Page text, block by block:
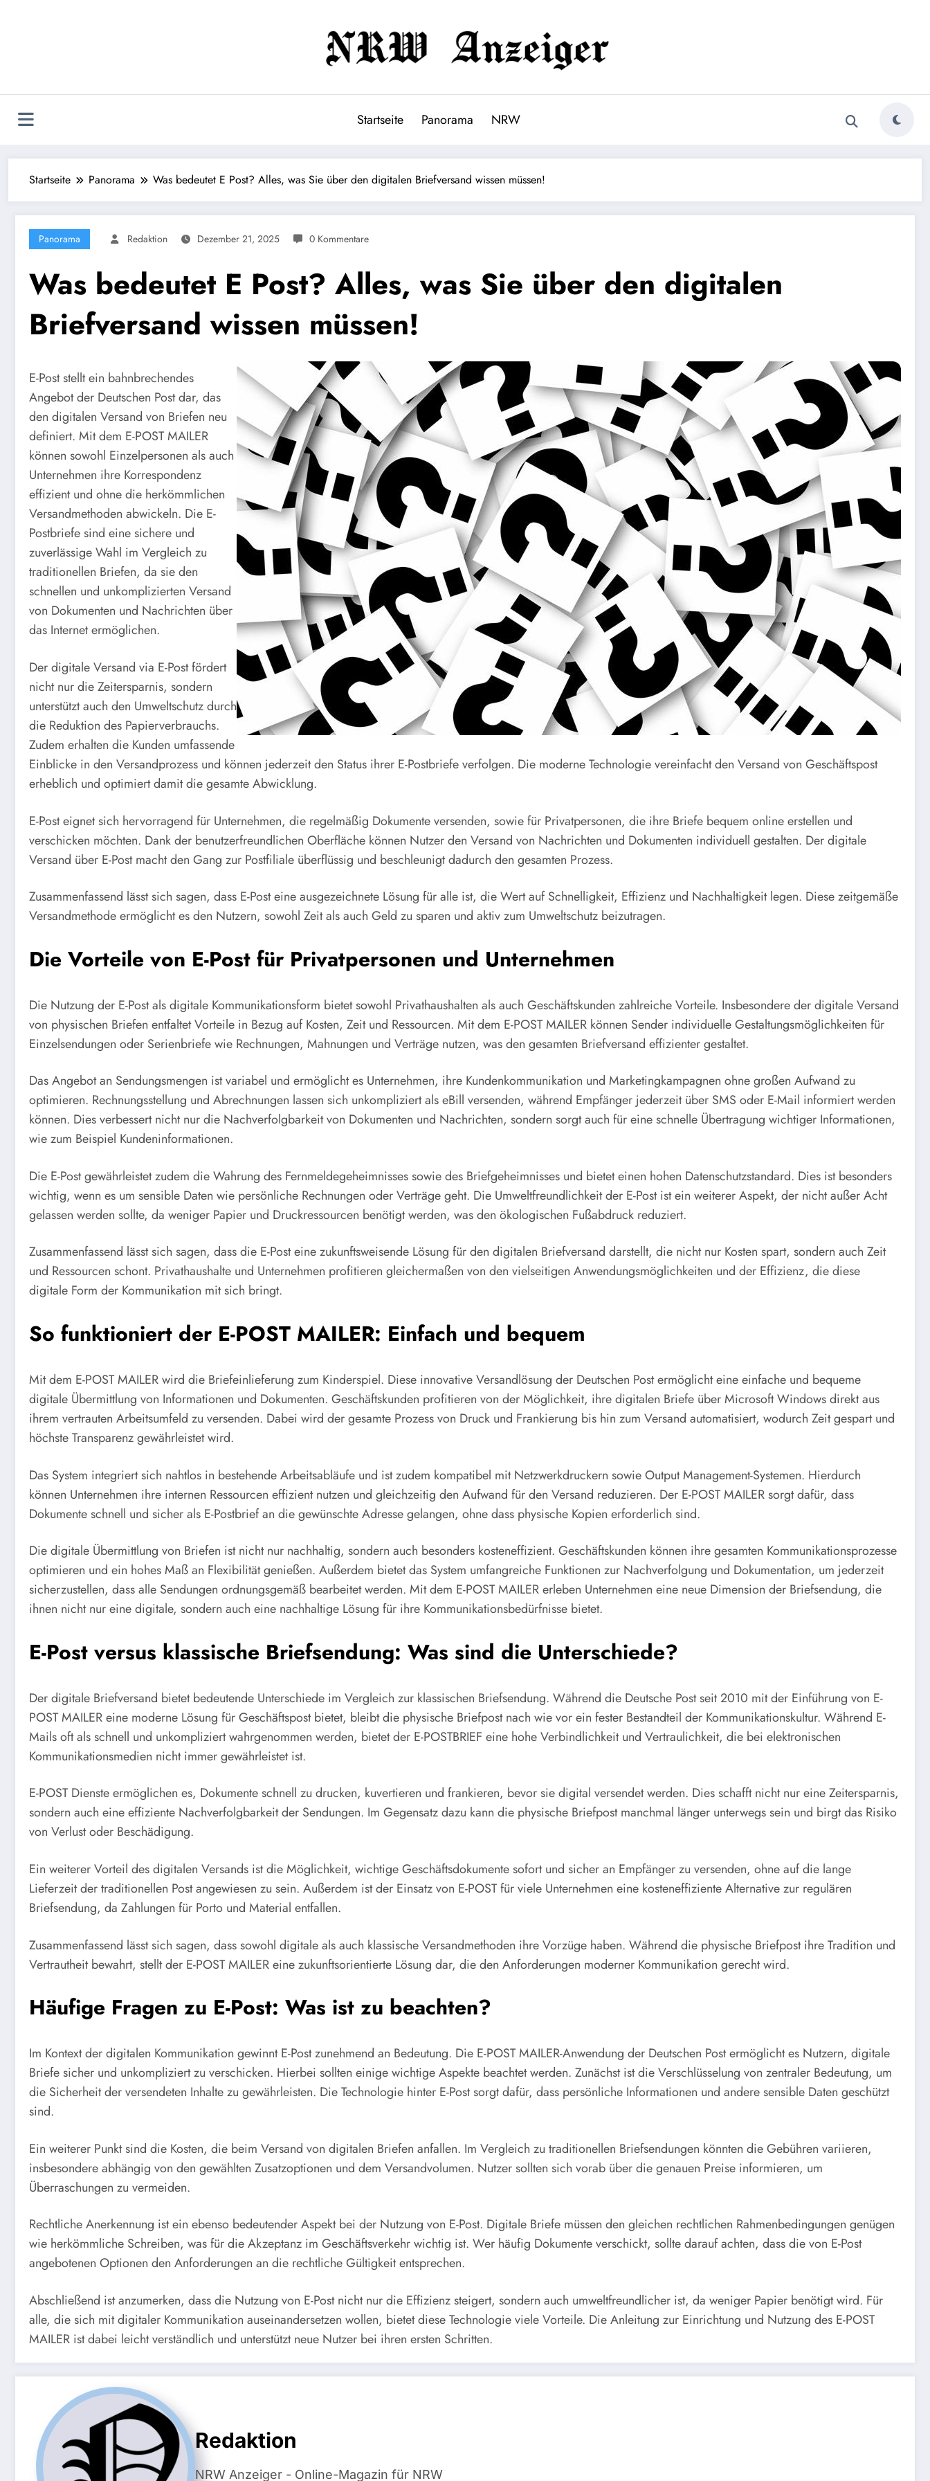
Startseite Panorama NRW
Startseite Panorama Was bedeutet E Post? Alles, was Sie über den digitalen Briefversand wissen müssen!
Panorama Redaktion Dezember 21, 2025 0 Kommentare
Was bedeutet E Post? Alles, was Sie über den digitalen
Briefversand wissen müssen!
E-Post stellt ein bahnbrechendes
Angebot der Deutschen Post dar, das
den digitalen Versand von Briefen neu
definiert. Mit dem E-POST MAILER
können sowohl Einzelpersonen als auch
Unternehmen ihre Korrespondenz
effizient und ohne die herkömmlichen
Versandmethoden abwickeln. Die E-
Postbriefe sind eine sichere und
zuverlässige Wahl im Vergleich zu
traditionellen Briefen, da sie den
schnellen und unkomplizierten Versand
von Dokumenten und Nachrichten über
das Internet ermöglichen.
Der digitale Versand via E-Post fördert
nicht nur die Zeitersparnis, sondern
unterstützt auch den Umweltschutz durch
die Reduktion des Papierverbrauchs.
Zudem erhalten die Kunden umfassende
Einblicke in den Versandprozess und können jederzeit den Status ihrer E-Postbriefe verfolgen. Die moderne Technologie vereinfacht den Versand von Geschäftspost
erheblich und optimiert damit die gesamte Abwicklung.
E-Post eignet sich hervorragend für Unternehmen, die regelmäßig Dokumente versenden, sowie für Privatpersonen, die ihre Briefe bequem online erstellen und
verschicken möchten. Dank der benutzerfreundlichen Oberfläche können Nutzer den Versand von Nachrichten und Dokumenten individuell gestalten. Der digitale
Versand über E-Post macht den Gang zur Postfiliale überflüssig und beschleunigt dadurch den gesamten Prozess.
Zusammenfassend lässt sich sagen, dass E-Post eine ausgezeichnete Lösung für alle ist, die Wert auf Schnelligkeit, Effizienz und Nachhaltigkeit legen. Diese zeitgemäße
Versandmethode ermöglicht es den Nutzern, sowohl Zeit als auch Geld zu sparen und aktiv zum Umweltschutz beizutragen.
Die Vorteile von E-Post für Privatpersonen und Unternehmen
Die Nutzung der E-Post als digitale Kommunikationsform bietet sowohl Privathaushalten als auch Geschäftskunden zahlreiche Vorteile. Insbesondere der digitale Versand
von physischen Briefen entfaltet Vorteile in Bezug auf Kosten, Zeit und Ressourcen. Mit dem E-POST MAILER können Sender individuelle Gestaltungsmöglichkeiten für
Einzelsendungen oder Serienbriefe wie Rechnungen, Mahnungen und Verträge nutzen, was den gesamten Briefversand effizienter gestaltet.
Das Angebot an Sendungsmengen ist variabel und ermöglicht es Unternehmen, ihre Kundenkommunikation und Marketingkampagnen ohne großen Aufwand zu
optimieren. Rechnungsstellung und Abrechnungen lassen sich unkompliziert als eBill versenden, während Empfänger jederzeit über SMS oder E-Mail informiert werden
können. Dies verbessert nicht nur die Nachverfolgbarkeit von Dokumenten und Nachrichten, sondern sorgt auch für eine schnelle Übertragung wichtiger Informationen,
wie zum Beispiel Kundeninformationen.
Die E-Post gewährleistet zudem die Wahrung des Fernmeldegeheimnisses sowie des Briefgeheimnisses und bietet einen hohen Datenschutzstandard. Dies ist besonders
wichtig, wenn es um sensible Daten wie persönliche Rechnungen oder Verträge geht. Die Umweltfreundlichkeit der E-Post ist ein weiterer Aspekt, der nicht außer Acht
gelassen werden sollte, da weniger Papier und Druckressourcen benötigt werden, was den ökologischen Fußabdruck reduziert.
Zusammenfassend lässt sich sagen, dass die E-Post eine zukunftsweisende Lösung für den digitalen Briefversand darstellt, die nicht nur Kosten spart, sondern auch Zeit
und Ressourcen schont. Privathaushalte und Unternehmen profitieren gleichermaßen von den vielseitigen Anwendungsmöglichkeiten und der Effizienz, die diese
digitale Form der Kommunikation mit sich bringt.
So funktioniert der E-POST MAILER: Einfach und bequem
Mit dem E-POST MAILER wird die Briefeinlieferung zum Kinderspiel. Diese innovative Versandlösung der Deutschen Post ermöglicht eine einfache und bequeme
digitale Übermittlung von Informationen und Dokumenten. Geschäftskunden profitieren von der Möglichkeit, ihre digitalen Briefe über Microsoft Windows direkt aus
ihrem vertrauten Arbeitsumfeld zu versenden. Dabei wird der gesamte Prozess von Druck und Frankierung bis hin zum Versand automatisiert, wodurch Zeit gespart und
höchste Transparenz gewährleistet wird.
Das System integriert sich nahtlos in bestehende Arbeitsabläufe und ist zudem kompatibel mit Netzwerkdruckern sowie Output Management-Systemen. Hierdurch
können Unternehmen ihre internen Ressourcen effizient nutzen und gleichzeitig den Aufwand für den Versand reduzieren. Der E-POST MAILER sorgt dafür, dass
Dokumente schnell und sicher als E-Postbrief an die gewünschte Adresse gelangen, ohne dass physische Kopien erforderlich sind.
Die digitale Übermittlung von Briefen ist nicht nur nachhaltig, sondern auch besonders kosteneffizient. Geschäftskunden können ihre gesamten Kommunikationsprozesse
optimieren und ein hohes Maß an Flexibilität genießen. Außerdem bietet das System umfangreiche Funktionen zur Nachverfolgung und Dokumentation, um jederzeit
sicherzustellen, dass alle Sendungen ordnungsgemäß bearbeitet werden. Mit dem E-POST MAILER erleben Unternehmen eine neue Dimension der Briefsendung, die
ihnen nicht nur eine digitale, sondern auch eine nachhaltige Lösung für ihre Kommunikationsbedürfnisse bietet.
E-Post versus klassische Briefsendung: Was sind die Unterschiede?
Der digitale Briefversand bietet bedeutende Unterschiede im Vergleich zur klassischen Briefsendung. Während die Deutsche Post seit 2010 mit der Einführung von E-
POST MAILER eine moderne Lösung für Geschäftspost bietet, bleibt die physische Briefpost nach wie vor ein fester Bestandteil der Kommunikationskultur. Während E-
Mails oft als schnell und unkompliziert wahrgenommen werden, bietet der E-POSTBRIEF eine hohe Verbindlichkeit und Vertraulichkeit, die bei elektronischen
Kommunikationsmedien nicht immer gewährleistet ist.
E-POST Dienste ermöglichen es, Dokumente schnell zu drucken, kuvertieren und frankieren, bevor sie digital versendet werden. Dies schafft nicht nur eine Zeitersparnis,
sondern auch eine effiziente Nachverfolgbarkeit der Sendungen. Im Gegensatz dazu kann die physische Briefpost manchmal länger unterwegs sein und birgt das Risiko
von Verlust oder Beschädigung.
Ein weiterer Vorteil des digitalen Versands ist die Möglichkeit, wichtige Geschäftsdokumente sofort und sicher an Empfänger zu versenden, ohne auf die lange
Lieferzeit der traditionellen Post angewiesen zu sein. Außerdem ist der Einsatz von E-POST für viele Unternehmen eine kosteneffiziente Alternative zur regulären
Briefsendung, da Zahlungen für Porto und Material entfallen.
Zusammenfassend lässt sich sagen, dass sowohl digitale als auch klassische Versandmethoden ihre Vorzüge haben. Während die physische Briefpost ihre Tradition und
Vertrautheit bewahrt, stellt der E-POST MAILER eine zukunftsorientierte Lösung dar, die den Anforderungen moderner Kommunikation gerecht wird.
Häufige Fragen zu E-Post: Was ist zu beachten?
Im Kontext der digitalen Kommunikation gewinnt E-Post zunehmend an Bedeutung. Die E-POST MAILER-Anwendung der Deutschen Post ermöglicht es Nutzern, digitale
Briefe sicher und unkompliziert zu verschicken. Hierbei sollten einige wichtige Aspekte beachtet werden. Zunächst ist die Verschlüsselung von zentraler Bedeutung, um
die Sicherheit der versendeten Inhalte zu gewährleisten. Die Technologie hinter E-Post sorgt dafür, dass persönliche Informationen und andere sensible Daten geschützt
sind.
Ein weiterer Punkt sind die Kosten, die beim Versand von digitalen Briefen anfallen. Im Vergleich zu traditionellen Briefsendungen könnten die Gebühren variieren,
insbesondere abhängig von den gewählten Zusatzoptionen und dem Versandvolumen. Nutzer sollten sich vorab über die genauen Preise informieren, um
Überraschungen zu vermeiden.
Rechtliche Anerkennung ist ein ebenso bedeutender Aspekt bei der Nutzung von E-Post. Digitale Briefe müssen den gleichen rechtlichen Rahmenbedingungen genügen
wie herkömmliche Schreiben, was für die Akzeptanz im Geschäftsverkehr wichtig ist. Wer häufig Dokumente verschickt, sollte darauf achten, dass die von E-Post
angebotenen Optionen den Anforderungen an die rechtliche Gültigkeit entsprechen.
Abschließend ist anzumerken, dass die Nutzung von E-Post nicht nur die Effizienz steigert, sondern auch umweltfreundlicher ist, da weniger Papier benötigt wird. Für
alle, die sich mit digitaler Kommunikation auseinandersetzen wollen, bietet diese Technologie viele Vorteile. Die Anleitung zur Einrichtung und Nutzung des E-POST
MAILER ist dabei leicht verständlich und unterstützt neue Nutzer bei ihren ersten Schritten.
Redaktion
NRW Anzeiger - Online-Magazin für NRW